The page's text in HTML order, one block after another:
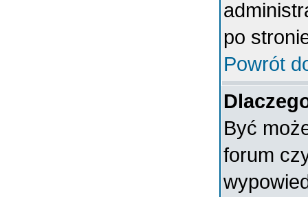
po
Powrót
Być
forum